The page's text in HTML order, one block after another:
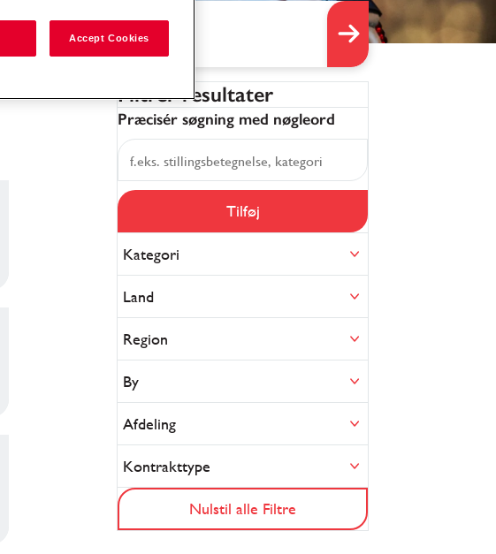
Filtrér resultater
Præcisér søgning med nøgleord
Tilføj
Kategori
Land
Region
By
Afdeling
Kontrakttype
Nulstil alle Filtre
Accept Cookies